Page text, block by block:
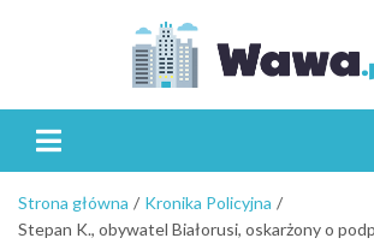
Strona główna
Kronika Policyjna
Stepan K., obywatel Białorusi, oskarżony o